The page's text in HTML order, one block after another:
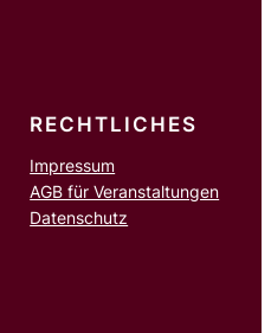
RECHTLICHES
Impressum
AGB für Veranstaltungen
Datenschutz